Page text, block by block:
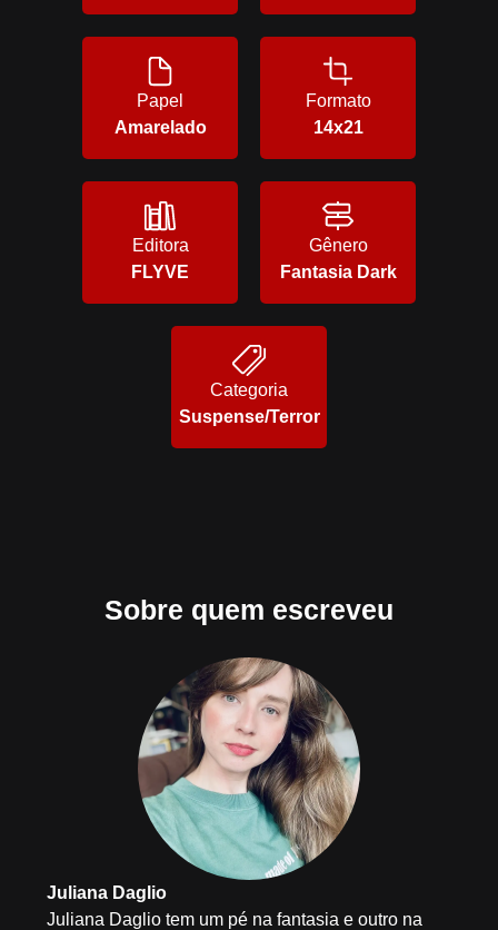
Papel
Amarelado
Formato
14x21
Editora
FLYVE
Gênero
Fantasia Dark
Categoria
Suspense/Terror
Sobre quem escreveu
Juliana Daglio
Juliana Daglio tem um pé na fantasia e outro na